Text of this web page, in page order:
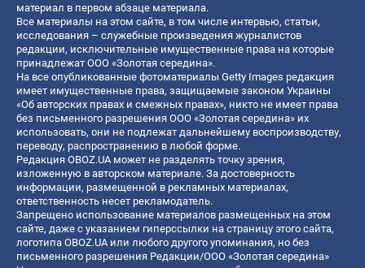
материал в первом абзаце материала.
Все материалы на этом сайте, в том числе интервью, статьи,
исследования – служебные произведения журналистов
редакции, исключительные имущественные права на которые
принадлежат ООО «Золотая середина».
На все опубликованные фотоматериалы Getty Images редакция
имеет имущественные права, защищаемые законом Украины
«Об авторских правах и смежных правах», никто не имеет права
без письменного разрешения ООО «Золотая середина» их
использовать, они не подлежат дальнейшему воспроизводству,
переводу, распространению в любой форме.
Редакция OBOZ.UA может не разделять точку зрения,
изложенную в авторском материале. За достоверность
информации, размещенной в рекламных материалах,
ответственность несет рекламодатель.
Запрещено использование материалов размещенных на этом
сайте, даже с указанием гиперссылки на страницу этого сайта,
логотипа OBOZ.UA или любого другого упоминания, но без
письменного разрешения Редакции/ООО «Золотая середина»